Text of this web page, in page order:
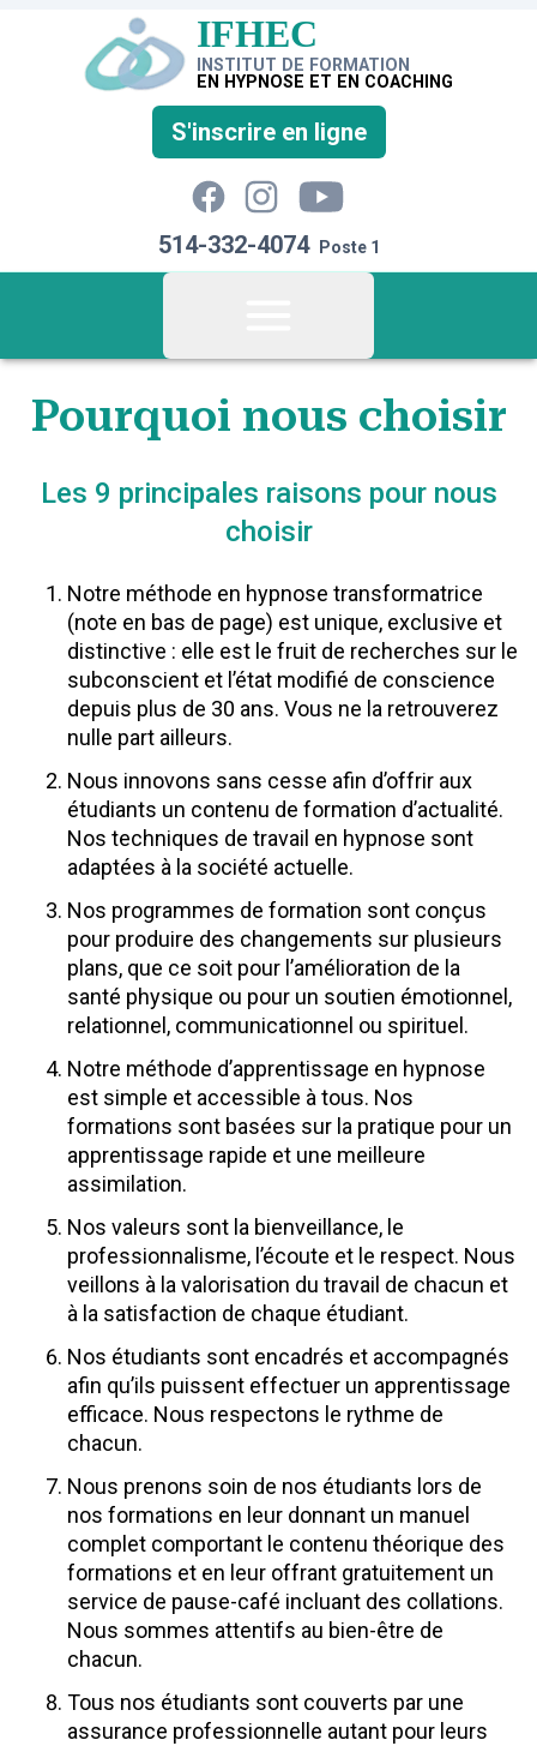
IFHEC - Institut de formation en hypnose
IFHEC
INSTITUT DE FORMATION
EN HYPNOSE ET EN COACHING
S'inscrire en ligne
FacebookInstagramYouTube
514-332-4074 Poste 1
Pourquoi nous choisir
Les 9 principales raisons pour nous
choisir
Notre méthode en hypnose transformatrice
(note en bas de page) est unique, exclusive et
distinctive : elle est le fruit de recherches sur le
subconscient et l’état modifié de conscience
depuis plus de 30 ans. Vous ne la retrouverez
nulle part ailleurs.
Nous innovons sans cesse afin d’offrir aux
étudiants un contenu de formation d’actualité.
Nos techniques de travail en hypnose sont
adaptées à la société actuelle.
Nos programmes de formation sont conçus
pour produire des changements sur plusieurs
plans, que ce soit pour l’amélioration de la
santé physique ou pour un soutien émotionnel,
relationnel, communicationnel ou spirituel.
Notre méthode d’apprentissage en hypnose
est simple et accessible à tous. Nos
formations sont basées sur la pratique pour un
apprentissage rapide et une meilleure
assimilation.
Nos valeurs sont la bienveillance, le
professionnalisme, l’écoute et le respect. Nous
veillons à la valorisation du travail de chacun et
à la satisfaction de chaque étudiant.
Nos étudiants sont encadrés et accompagnés
afin qu’ils puissent effectuer un apprentissage
efficace. Nous respectons le rythme de
chacun.
Nous prenons soin de nos étudiants lors de
nos formations en leur donnant un manuel
complet comportant le contenu théorique des
formations et en leur offrant gratuitement un
service de pause-café incluant des collations.
Nous sommes attentifs au bien-être de
chacun.
Tous nos étudiants sont couverts par une
assurance professionnelle autant pour leurs